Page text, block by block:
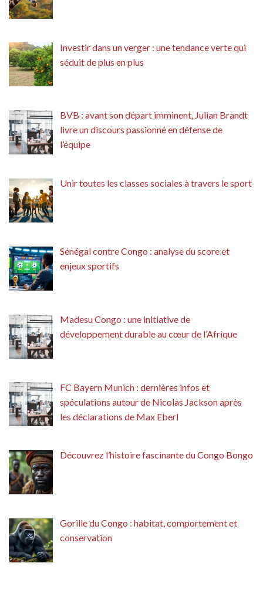
Investir dans un verger : une tendance verte qui
séduit de plus en plus
BVB : avant son départ imminent, Julian Brandt
livre un discours passionné en défense de
l’équipe
Unir toutes les classes sociales à travers le sport
Sénégal contre Congo : analyse du score et
enjeux sportifs
Madesu Congo : une initiative de
développement durable au cœur de l’Afrique
FC Bayern Munich : dernières infos et
spéculations autour de Nicolas Jackson après
les déclarations de Max Eberl
Découvrez l’histoire fascinante du Congo Bongo
Gorille du Congo : habitat, comportement et
conservation